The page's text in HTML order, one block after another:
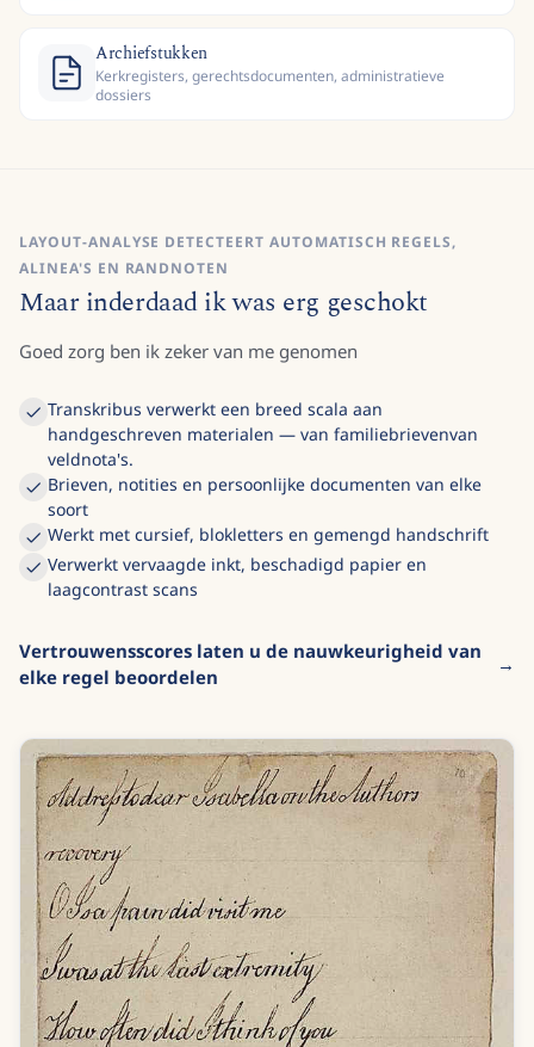
Archiefstukken
Kerkregisters, gerechtsdocumenten, administratieve
dossiers
LAYOUT-ANALYSE DETECTEERT AUTOMATISCH REGELS,
ALINEA'S EN RANDNOTEN
Maar inderdaad ik was erg geschokt
Goed zorg ben ik zeker van me genomen
Transkribus verwerkt een breed scala aan
handgeschreven materialen — van familiebrievenvan
veldnota's.
Brieven, notities en persoonlijke documenten van elke
soort
Werkt met cursief, blokletters en gemengd handschrift
Verwerkt vervaagde inkt, beschadigd papier en
laagcontrast scans
Vertrouwensscores laten u de nauwkeurigheid van
elke regel beoordelen